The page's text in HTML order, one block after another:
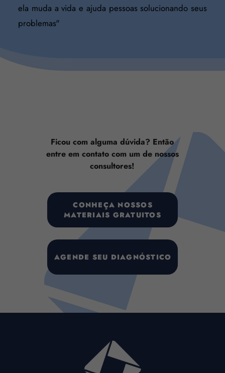
ela muda a vida e ajuda pessoas solucionando seus
problemas"
Ficou com alguma dúvida? Então
entre em contato com um de nossos
consultores!
CONHEÇA NOSSOS
MATERIAIS GRATUITOS
AGENDE SEU DIAGNÓSTICO